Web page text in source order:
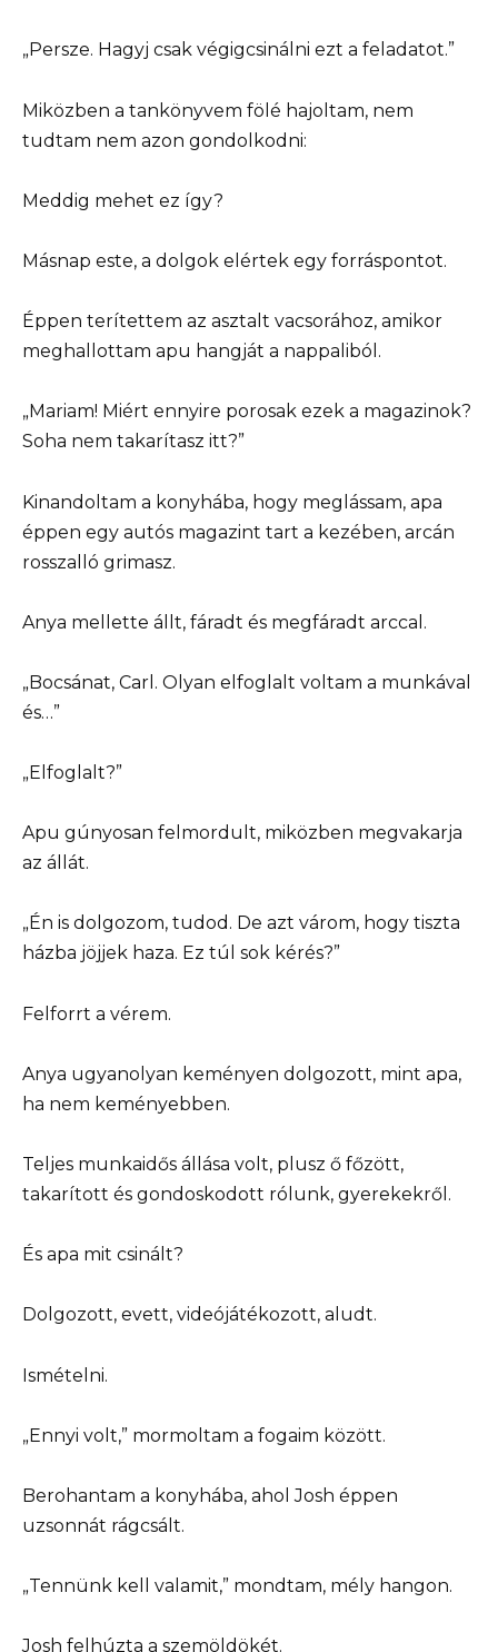
„Persze. Hagyj csak végigcsinálni ezt a feladatot.”
Miközben a tankönyvem fölé hajoltam, nem
tudtam nem azon gondolkodni:
Meddig mehet ez így?
Másnap este, a dolgok elértek egy forráspontot.
Éppen terítettem az asztalt vacsorához, amikor
meghallottam apu hangját a nappaliból.
„Mariam! Miért ennyire porosak ezek a magazinok?
Soha nem takarítasz itt?”
Kinandoltam a konyhába, hogy meglássam, apa
éppen egy autós magazint tart a kezében, arcán
rosszalló grimasz.
Anya mellette állt, fáradt és megfáradt arccal.
„Bocsánat, Carl. Olyan elfoglalt voltam a munkával
és…”
„Elfoglalt?”
Apu gúnyosan felmordult, miközben megvakarja
az állát.
„Én is dolgozom, tudod. De azt várom, hogy tiszta
házba jöjjek haza. Ez túl sok kérés?”
Felforrt a vérem.
Anya ugyanolyan keményen dolgozott, mint apa,
ha nem keményebben.
Teljes munkaidős állása volt, plusz ő főzött,
takarított és gondoskodott rólunk, gyerekekről.
És apa mit csinált?
Dolgozott, evett, videójátékozott, aludt.
Ismételni.
„Ennyi volt,” mormoltam a fogaim között.
Berohantam a konyhába, ahol Josh éppen
uzsonnát rágcsált.
„Tennünk kell valamit,” mondtam, mély hangon.
Josh felhúzta a szemöldökét.